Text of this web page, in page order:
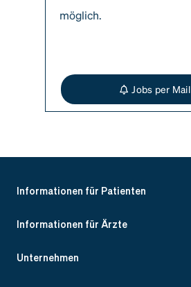
möglich.
Jobs per Mail
Informationen für Patienten
Informationen für Ärzte
Unternehmen